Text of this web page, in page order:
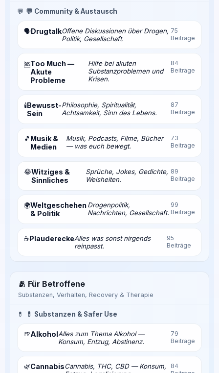
💬 💬 Community & Austausch
🗣️DrugtalkOffene Diskussionen über Drogen,
Politik, Gesellschaft.
75
Beiträge
🆘Too Much —
Akute
Probleme
Hilfe bei akuten
Substanzproblemen und
Krisen.
84
Beiträge
🕯️Bewusst-
Sein
Philosophie, Spiritualität,
Achtsamkeit, Sinn des Lebens.
87
Beiträge
🎵 Musik &
Medien
Musik, Podcasts, Filme, Bücher
— was euch bewegt.
73
Beiträge
😂Witziges &
Sinnliches
Sprüche, Jokes, Gedichte,
Weisheiten.
89
Beiträge
🌍Weltgeschehen
& Politik
Drogenpolitik,
Nachrichten, Gesellschaft.
99
Beiträge
☕PlaudereckeAlles was sonst nirgends
reinpasst.
95
Beiträge
🫂 Für Betroffene
Substanzen, Verhalten, Recovery & Therapie
💊 💊 Substanzen & Safer Use
🍺AlkoholAlles zum Thema Alkohol —
Konsum, Entzug, Abstinenz.
79
Beiträge
🌿CannabisCannabis, THC, CBD — Konsum,
84